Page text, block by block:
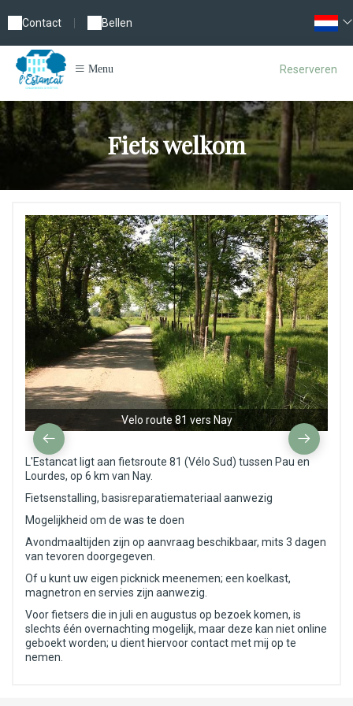
Contact Bellen
Menu Reserveren
Fiets welkom
Velo route 81 vers Nay
L'Estancat ligt aan fietsroute 81 (Vélo Sud) tussen Pau en
Lourdes, op 6 km van Nay.
Fietsenstalling, basisreparatiemateriaal aanwezig
Mogelijkheid om de was te doen
Avondmaaltijden zijn op aanvraag beschikbaar, mits 3 dagen
van tevoren doorgegeven.
Of u kunt uw eigen picknick meenemen; een koelkast,
magnetron en servies zijn aanwezig.
Voor fietsers die in juli en augustus op bezoek komen, is
slechts één overnachting mogelijk, maar deze kan niet online
geboekt worden; u dient hiervoor contact met mij op te
nemen.